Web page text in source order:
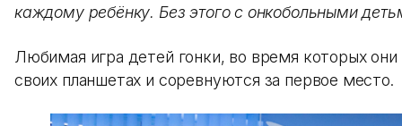
каждому ребёнку. Без этого с онкобольными
Любимая игра детей гонки, во время которых
своих планшетах и соревнуются за первое место.